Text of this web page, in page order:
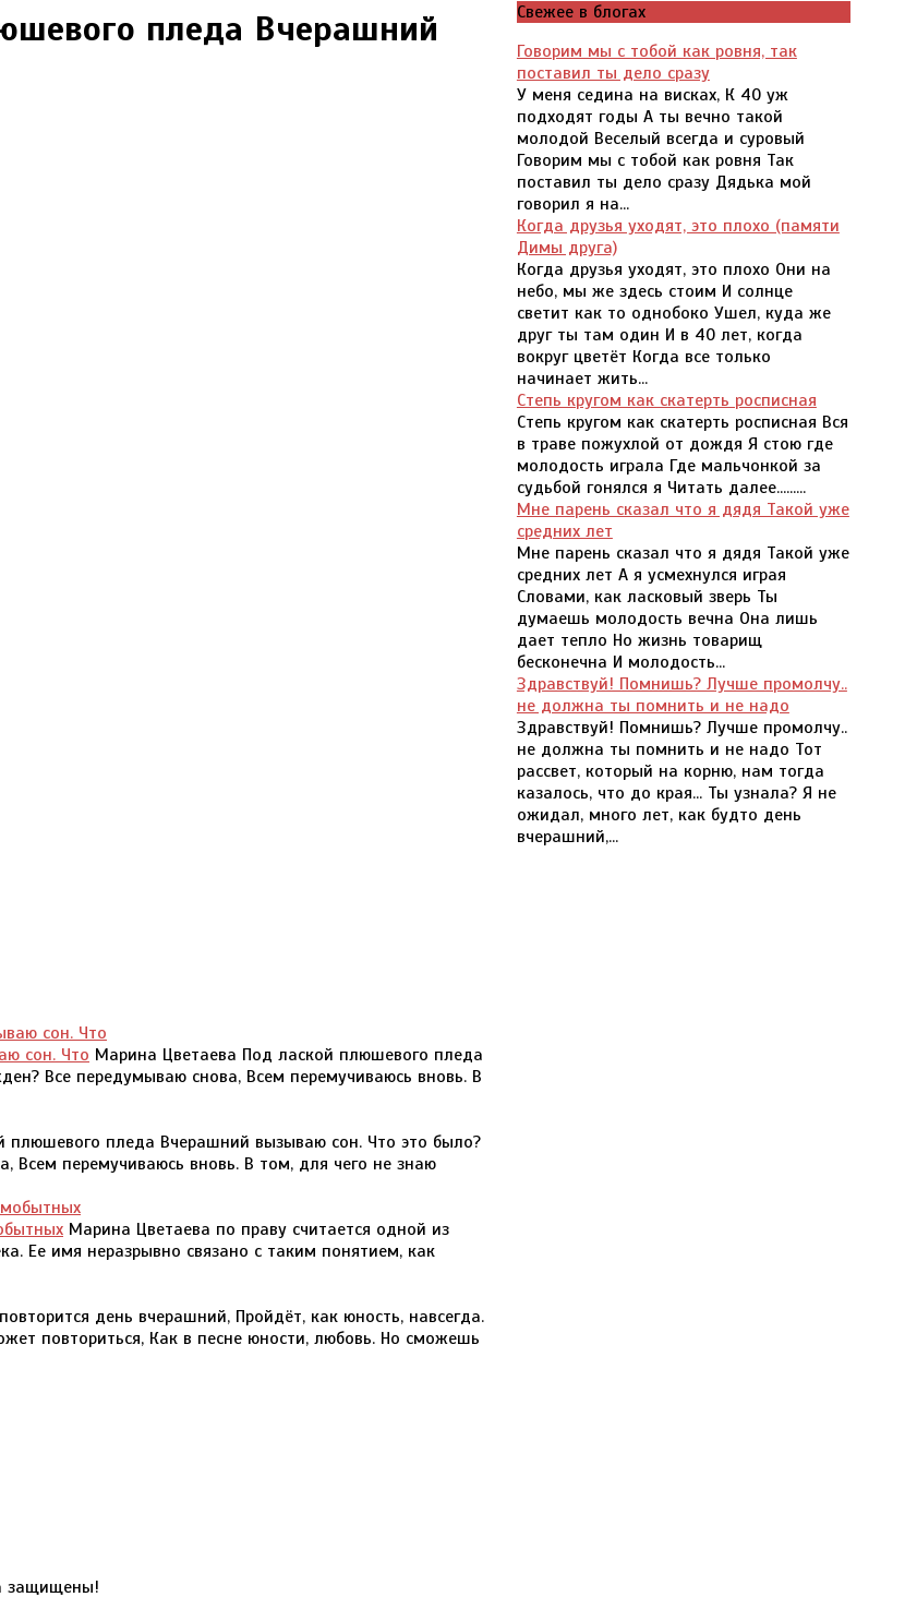
пледа Вчерашний
сон. Что Марина Цветаева Под лаской плюшевого пледа
Все передумываю снова, Всем перемучиваюсь вновь. В
плюшевого пледа Вчерашний вызываю сон. Что это было?
Всем перемучиваюсь вновь. В том, для чего не знаю
Марина Цветаева по праву считается одной из
Ее имя неразрывно связано с таким понятием, как
день вчерашний, Пройдёт, как юность, навсегда.
повториться, Как в песне юности, любовь. Но сможешь
Свежее в блогах
Говорим мы с тобой как ровня, так
поставил ты дело сразу
У меня седина на висках, К 40 уж
подходят годы А ты вечно такой
молодой Веселый всегда и суровый
Говорим мы с тобой как ровня Так
поставил ты дело сразу Дядька мой
говорил я на...
Когда друзья уходят, это плохо (памяти
Димы друга)
Когда друзья уходят, это плохо Они на
небо, мы же здесь стоим И солнце
светит как то однобоко Ушел, куда же
друг ты там один И в 40 лет, когда
вокруг цветёт Когда все только
начинает жить...
Степь кругом как скатерть росписная
Степь кругом как скатерть росписная Вся
в траве пожухлой от дождя Я стою где
молодость играла Где мальчонкой за
судьбой гонялся я Читать далее.........
Мне парень сказал что я дядя Такой уже
средних лет
Мне парень сказал что я дядя Такой уже
средних лет А я усмехнулся играя
Словами, как ласковый зверь Ты
думаешь молодость вечна Она лишь
дает тепло Но жизнь товарищ
бесконечна И молодость...
Здравствуй! Помнишь? Лучше промолчу..
не должна ты помнить и не надо
Здравствуй! Помнишь? Лучше промолчу..
не должна ты помнить и не надо Тот
рассвет, который на корню, нам тогда
казалось, что до края... Ты узнала? Я не
ожидал, много лет, как будто день
вчерашний,...
защищены!